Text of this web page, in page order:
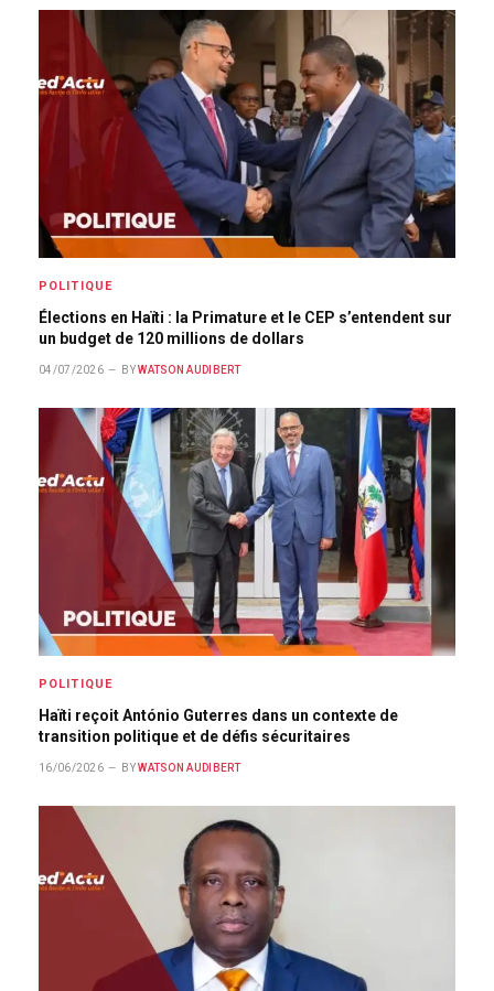
POLITIQUE
Élections en Haïti : la Primature et le CEP s’entendent sur
un budget de 120 millions de dollars
04/07/2026 BY WATSON AUDIBERT
POLITIQUE
Haïti reçoit António Guterres dans un contexte de
transition politique et de défis sécuritaires
16/06/2026 BY WATSON AUDIBERT